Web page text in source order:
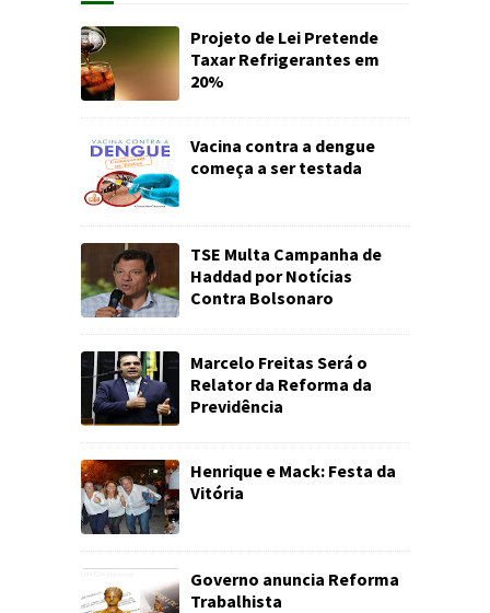
Projeto de Lei Pretende
Taxar Refrigerantes em
20%
Vacina contra a dengue
começa a ser testada
TSE Multa Campanha de
Haddad por Notícias
Contra Bolsonaro
Marcelo Freitas Será o
Relator da Reforma da
Previdência
Henrique e Mack: Festa da
Vitória
Governo anuncia Reforma
Trabalhista